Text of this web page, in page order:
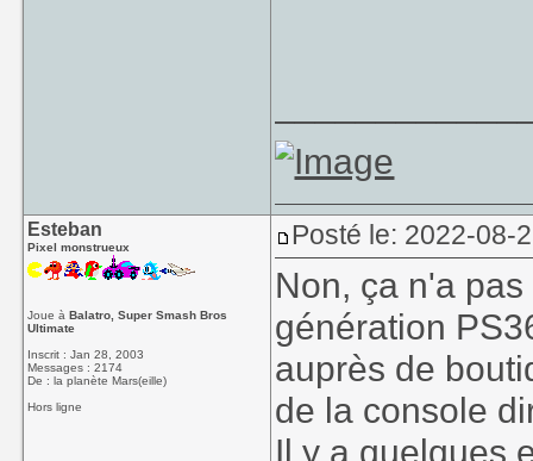
Esteban
Pixel monstrueux
Joue àBalatro, Super Smash Bros
Ultimate
Inscrit : Jan 28, 2003
Messages : 2174
De : la planète Mars(eille)
Hors ligne
Posté le: 2022-08-
Non, ça n'a
génération
auprès de
de la console
Il y a quelques